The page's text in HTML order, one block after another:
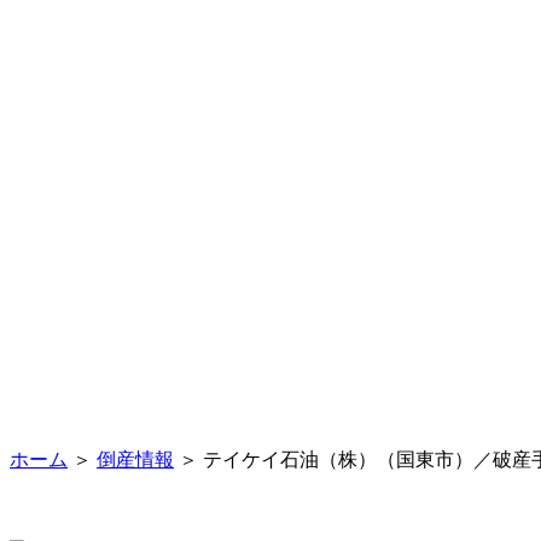
ホーム ＞ 倒産情報 ＞ テイケイ石油（株）（国東市）／破産